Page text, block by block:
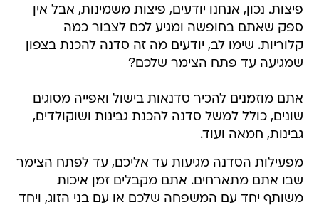
פיצות. נכון, אנחנו יודעים, פיצות משמינות, אבל אין
ספק שאתם בחופשה ומגיע לכם לצבור כמה
קלוריות. שימו לב, יודעים מה זה סדנה להכנת בצפון
שמגיעה עד פתח הצימר שלכם?
אתם מוזמנים להכיר סדנאות בישול ואפייה מסוגים
שונים, כולל למשל סדנה להכנת גבינות ושוקולדים,
גבינות, חמאה ועוד.
מפעילות הסדנה מגיעות עד אליכם, עד לפתח הצימר
שבו אתם מתארחים. אתם מקבלים זמן איכות
משותף יחד עם המשפחה שלכם או עם בני הזוג, ויחד